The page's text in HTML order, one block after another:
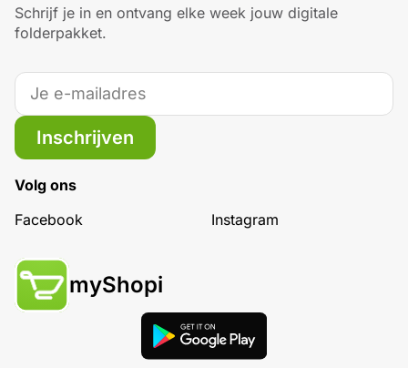
Schrijf je in en ontvang elke week jouw digitale
folderpakket.
Inschrijven
Volg ons
Facebook
Instagram
myShopi